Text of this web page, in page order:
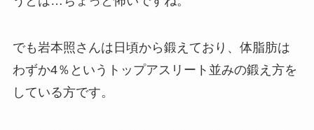
でも岩本照さんは日頃から鍛えており、体脂肪は
わずか4％というトップアスリート並みの鍛え方を
している方です。